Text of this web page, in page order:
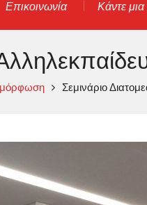
Επικοινωνία Κάντε
Σεμινάριο